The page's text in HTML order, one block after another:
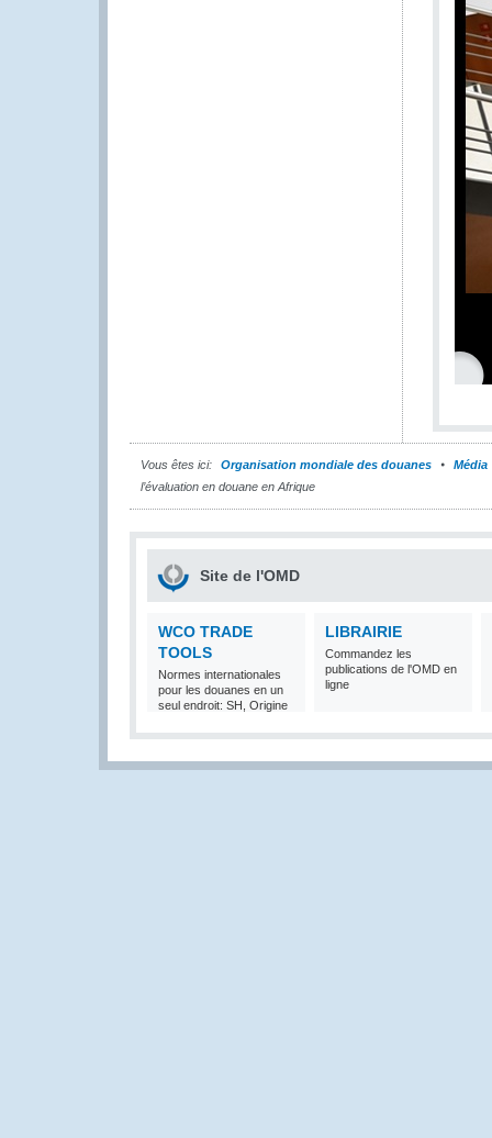
Vous êtes ici: Organisation mondiale des douanes
Média
l’évaluation en douane en Afrique
Site de l'OMD
WCO TRADE
TOOLS
Normes internationales
pour les douanes en un
seul endroit: SH, Origine
LIBRAIRIE
Commandez les
publications de l'OMD en
ligne